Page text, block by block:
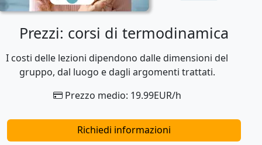
Prezzi: corsi di termodinamica
I costi delle lezioni dipendono dalle dimensioni del
gruppo, dal luogo e dagli argomenti trattati.
Prezzo medio: 19.99EUR/h
Richiedi informazioni